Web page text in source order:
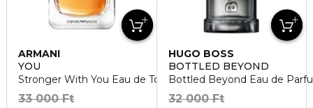
ARMANI
YOU
Stronger With You Eau de Toilette
33 000 Ft
HUGO BOSS
BOTTLED BEYOND
Bottled Beyond Eau de
32 000 Ft